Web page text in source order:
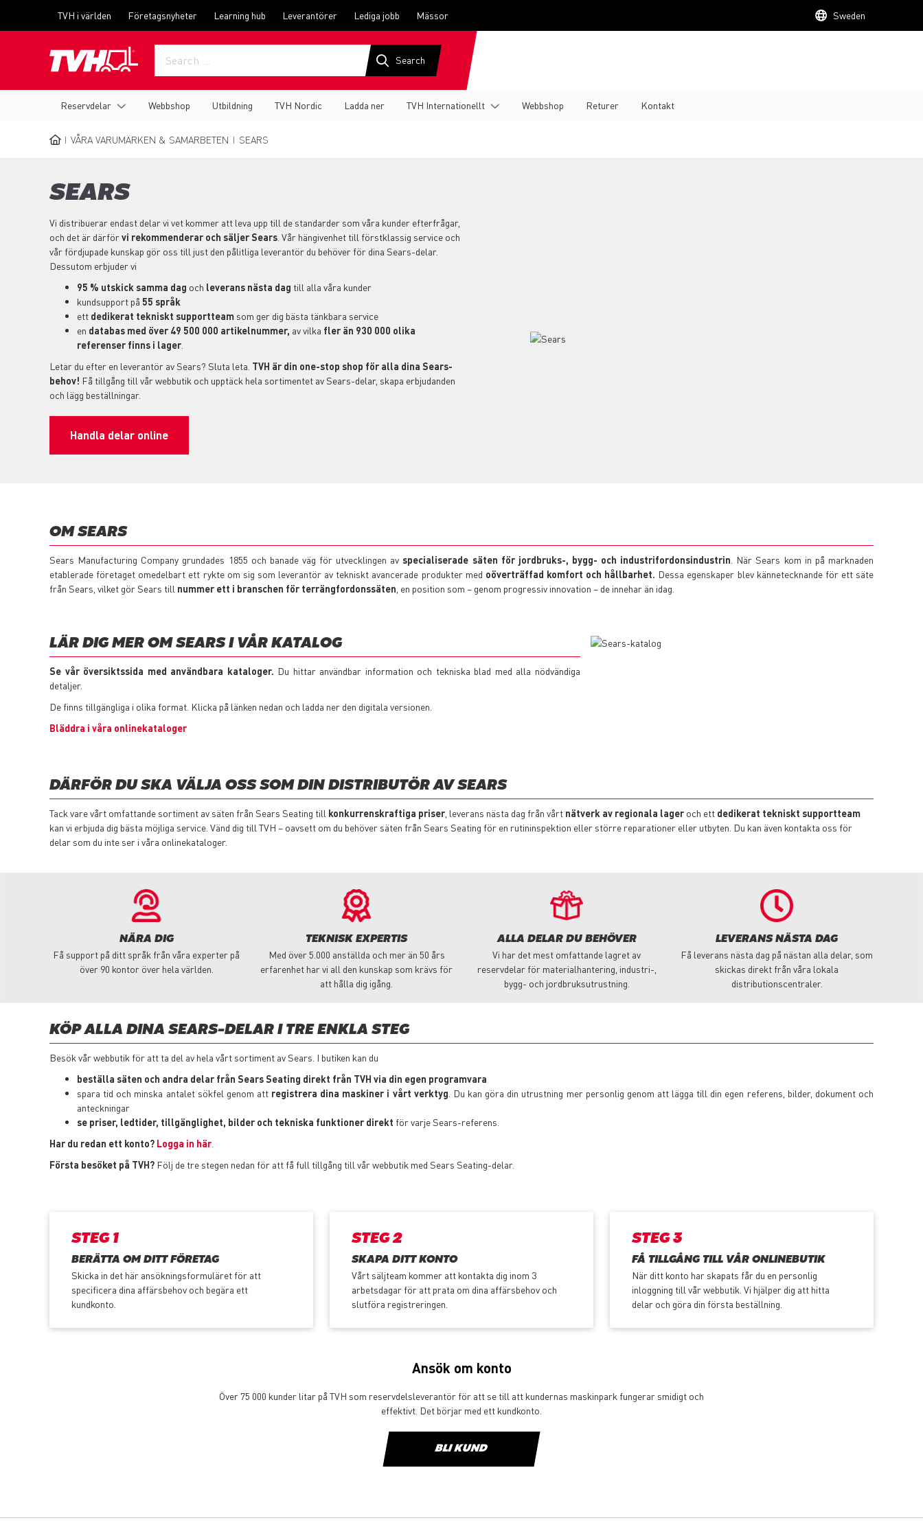
menu
TVH i världen Företagsnyheter Learning hub Leverantörer Lediga jobb Mässor Sweden
navigation
Reservdelar Webbshop Utbildning TVH Nordic Ladda ner TVH Internationellt Webbshop Returer Kontakt
VÅRA VARUMÄRKEN & SAMARBETEN SEARS
SEARS
Vi distribuerar endast delar vi vet kommer att leva upp till de standarder som våra kunder efterfrågar,
och det är därförvi rekommenderar och säljer Sears . Vår hängivenhet till förstklassig service och
vår fördjupade kunskap gör oss till just den pålitliga leverantör du behöver för dina Sears-delar.
Dessutom erbjuder vi
95 % utskick samma dag och leverans nästa dag till alla våra kunder
kundsupport på 55 språk
ett dedikerat tekniskt supportteam som ger dig bästa tänkbara service
en databas med över 49 500 000 artikelnummer, av vilka fler än 930 000 olika
referenser finns i lager
Letar du efter en leverantör av Sears? Sluta leta. TVH är din one-stop shop för alla dina Sears-
behov! Få tillgång till vår webbutik och upptäck hela sortimentet av Sears-delar, skapa erbjudanden
och lägg beställningar.
Handla delar online
OM SEARS
Sears Manufacturing Company grundades 1855 och banade väg för utvecklingen avspecialiserade säten för jordbruks-, bygg- och industrifordonsindustrin . När Sears kom in på marknaden
etablerade företaget omedelbart ett rykte om sig som leverantör av tekniskt avancerade produkter med oöverträffad komfort och hållbarhet. Dessa egenskaper blev kännetecknande för ett säte
från Sears, vilket gör Sears till nummer ett i branschen för terrängfordonssäten , en position som – genom progressiv innovation – de innehar än idag.
LÄR DIG MER OM SEARS I VÅR KATALOG
Se vår översiktssida med användbara kataloger. Du hittar användbar information och tekniska blad med alla nödvändiga
detaljer.
De finns tillgängliga i olika format. Klicka på länken nedan och ladda ner den digitala versionen.
Bläddra i våra onlinekataloger
DÄRFÖR DU SKA VÄLJA OSS SOM DIN DISTRIBUTÖR AV SEARS
Tack vare vårt omfattande sortiment av säten från Sears Seating till konkurrenskraftiga priser , leverans nästa dag från vårt nätverk av regionala lager och ett dedikerat tekniskt supportteam
kan vi erbjuda dig bästa möjliga service. Vänd dig till TVH – oavsett om du behöver säten från Sears Seating för en rutininspektion eller större reparationer eller utbyten. Du kan även kontakta oss för
delar som du inte ser i våra onlinekataloger.
NÄRA DIG
Få support på ditt språk från våra experter på
över 90 kontor över hela världen.
TEKNISK EXPERTIS
Med över 5.000 anställda och mer än 50 års
erfarenhet har vi all den kunskap som krävs för
att hålla dig igång.
ALLA DELAR DU BEHÖVER
Vi har det mest omfattande lagret av
reservdelar för materialhantering, industri-,
bygg- och jordbruksutrustning.
LEVERANS NÄSTA DAG
Få leverans nästa dag på nästan alla delar, som
skickas direkt från våra lokala
distributionscentraler.
KÖP ALLA DINA SEARS-DELAR I TRE ENKLA STEG
Besök vår webbutik för att ta del av hela vårt sortiment av Sears. I butiken kan du
beställa säten och andra delar från Sears Seating direkt från TVH via din egen programvara
spara tid och minska antalet sökfel genom att registrera dina maskiner i vårt verktyg . Du kan göra din utrustning mer personlig genom att lägga till din egen referens, bilder, dokument och
anteckningar
se priser, ledtider, tillgänglighet, bilder och tekniska funktioner direkt för varje Sears-referens.
Har du redan ett konto? Logga in här
Första besöket på TVH? Följ de tre stegen nedan för att få full tillgång till vår webbutik med Sears Seating-delar.
STEG 1
BERÄTTA OM DITT FÖRETAG
Skicka in det här ansökningsformuläret för att
specificera dina affärsbehov och begära ett
kundkonto.
STEG 2
SKAPA DITT KONTO
Vårt säljteam kommer att kontakta dig inom 3
arbetsdagar för att prata om dina affärsbehov och
slutföra registreringen.
STEG 3
FÅ TILLGÅNG TILL VÅR ONLINEBUTIK
När ditt konto har skapats får du en personlig
inloggning till vår webbutik. Vi hjälper dig att hitta
delar och göra din första beställning.
Ansök om konto
Över 75 000 kunder litar på TVH som reservdelsleverantör för att se till att kundernas maskinpark fungerar smidigt och
effektivt. Det börjar med ett kundkonto.
BLI KUND